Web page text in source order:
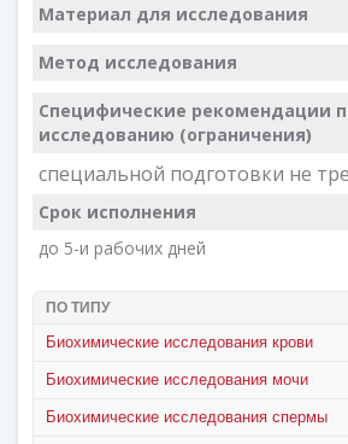
Материал для исследования
Метод исследования
Специфические рекомендации
исследованию (ограничения)
специальной подготовки не
Срок исполнения
до 5-и рабочих дней
ПО ТИПУ
Биохимические исследования крови
Биохимические исследования мочи
Биохимические исследования спермы